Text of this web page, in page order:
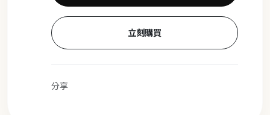
立刻購買
分享